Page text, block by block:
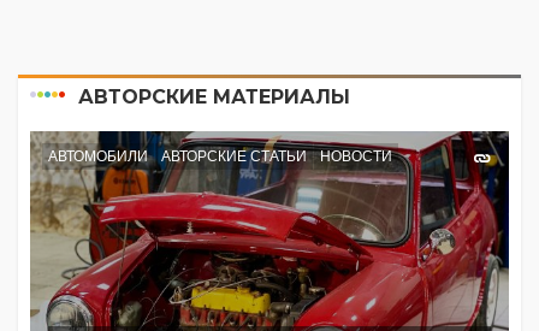
АВТОРСКИЕ МАТЕРИАЛЫ
АВТОМОБИЛИ АВТОРСКИЕ СТАТЬИ НОВОСТИ